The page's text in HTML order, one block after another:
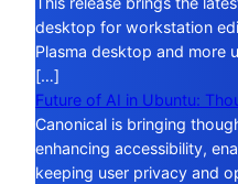
desktop for workstation
Plasma desktop and more
[…]
Future of AI in Ubuntu:
Canonical is bringing
enhancing accessibility,
keeping user privacy and